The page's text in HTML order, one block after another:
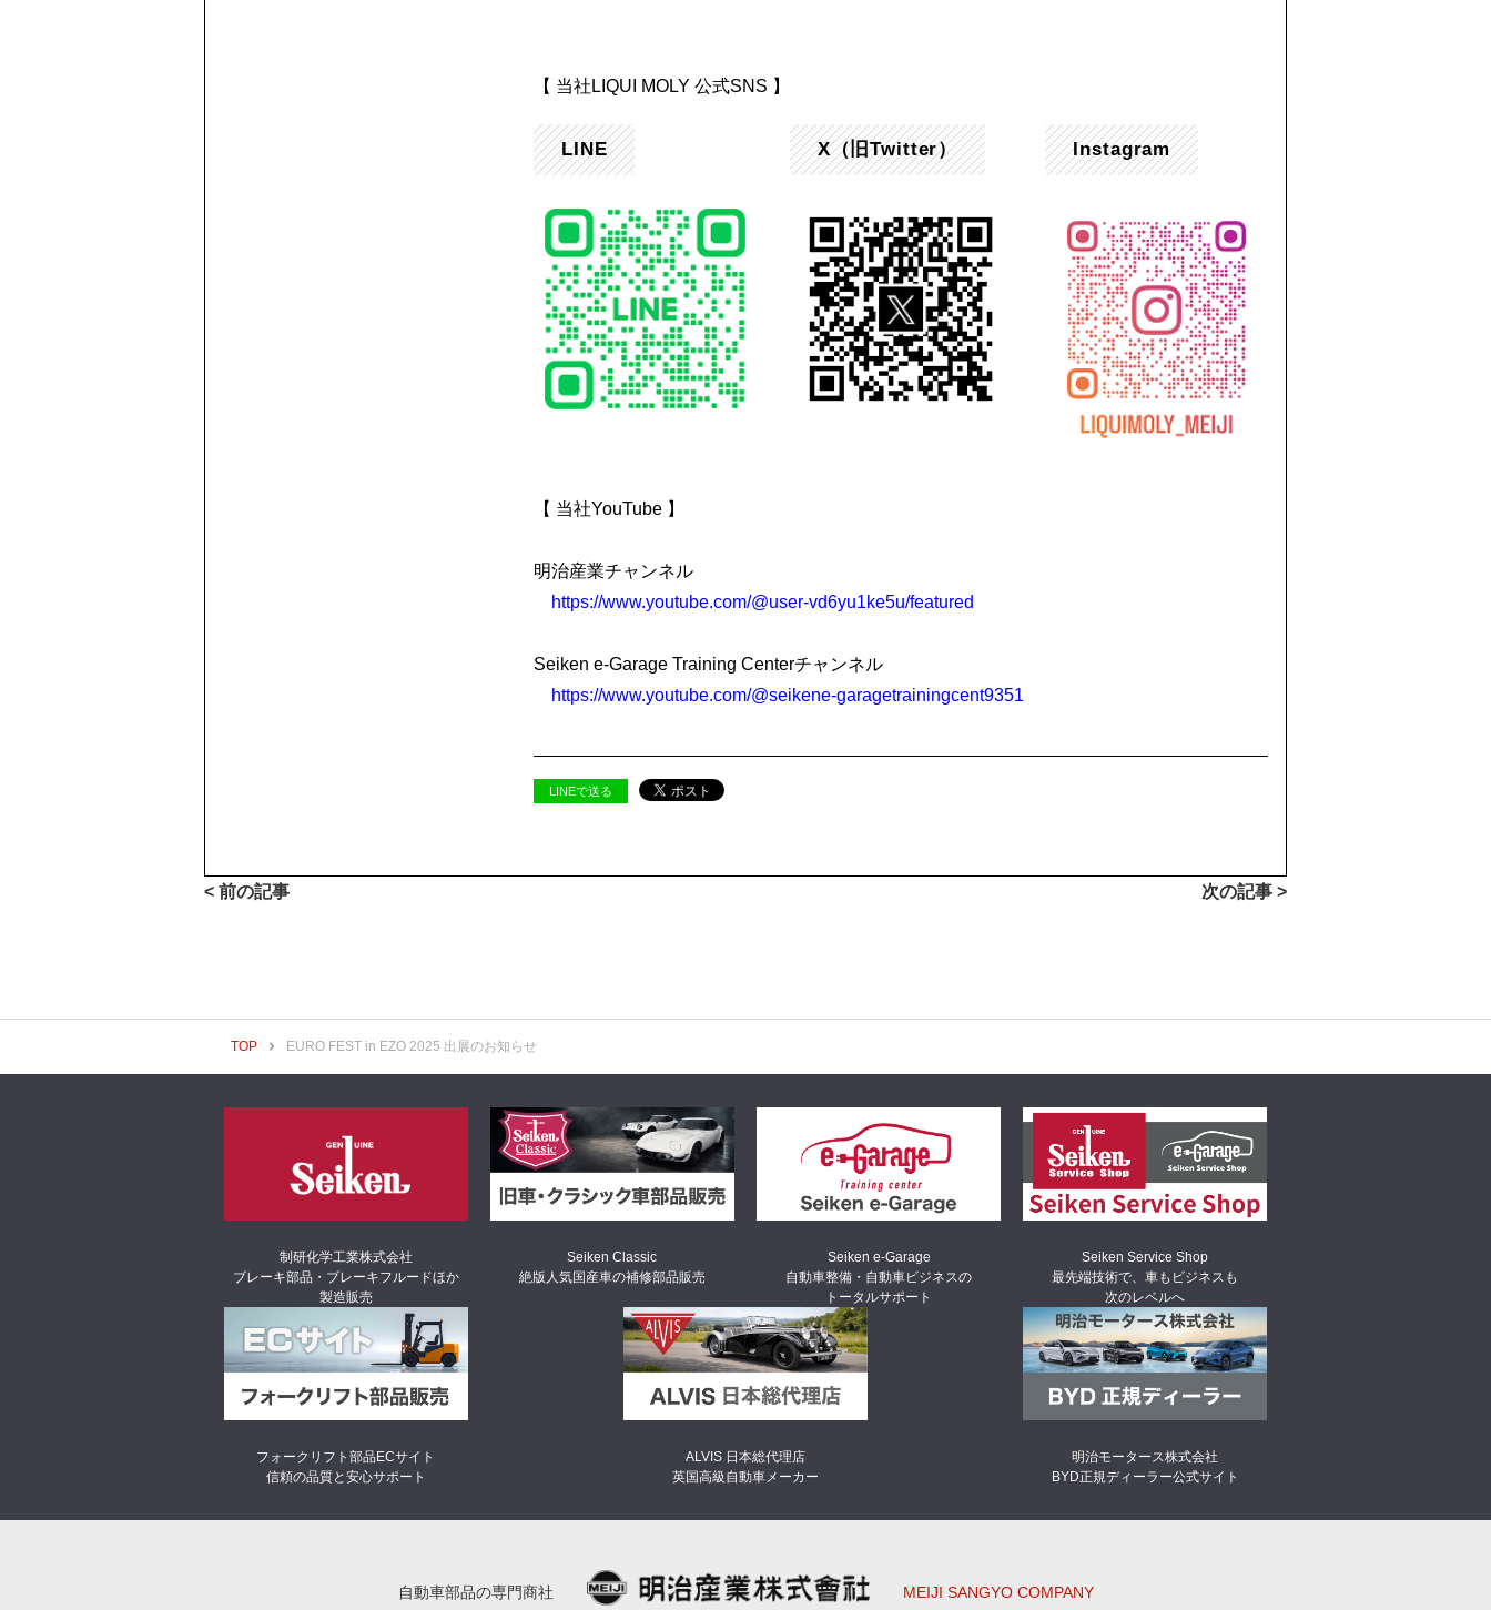
【 当社LIQUI MOLY 公式SNS 】
LINE X（旧Twitter） Instagram
【 当社YouTube 】
明治産業チャンネル
https://www.youtube.com/@user-vd6yu1ke5u/featured
Seiken e-Garage Training Centerチャンネル
https://www.youtube.com/@seikene-garagetrainingcent9351
LINEで送る
< 前の記事 次の記事 >
TOP EURO FEST in EZO 2025 出展のお知らせ
制研化学工業株式会社
ブレーキ部品・ブレーキフルードほか
製造販売
Seiken Classic
絶版人気国産車の補修部品販売
Seiken e-Garage
自動車整備・自動車ビジネスの
トータルサポート
Seiken Service Shop
最先端技術で、車もビジネスも
次のレベルへ
フォークリフト部品ECサイト
信頼の品質と安心サポート
ALVIS 日本総代理店
英国高級自動車メーカー
明治モータース株式会社
BYD正規ディーラー公式サイト
自動車部品の専門商社 MEIJI SANGYO COMPANY